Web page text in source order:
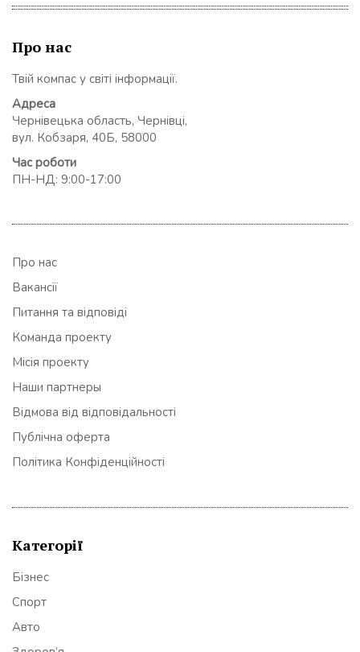
Про нас
Твій компас у світі інформації.
Адреса
Чернівецька область, Чернівці,
вул. Кобзаря, 40Б, 58000
Час роботи
ПН-НД: 9:00-17:00
Про нас
Вакансії
Питання та відповіді
Команда проекту
Місія проекту
Наши партнеры
Відмова від відповідальності
Публічна оферта
Політика Конфіденційності
Категорії
Бізнес
Спорт
Авто